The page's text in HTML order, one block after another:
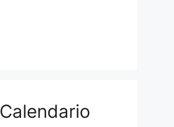
Calendario